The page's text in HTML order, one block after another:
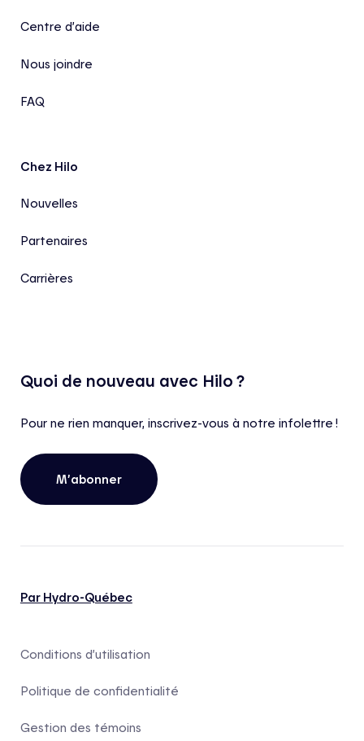
Centre d’aide
Nous joindre
FAQ
Chez Hilo
Nouvelles
Partenaires
Carrières
Quoi de nouveau avec Hilo ?
Pour ne rien manquer, inscrivez-vous à notre infolettre !
M’abonner
Par Hydro-Québec
Conditions d’utilisation
Politique de confidentialité
Gestion des témoins